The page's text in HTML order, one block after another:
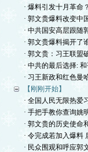
· 爆料引发十月革命
· 郭文贵爆料改变中
· 中共国安高层跟随
· 郭文贵爆料揭开了
· 郭文贵：习王联盟
· 中共的最后选择:
· 习王新政和红色曼
【刚刚开始】
· 全国人民无限热爱
· 手把手教你查询姚
· 郭文贵的历史使命
· 令完成若加入爆料
· 民众围观和呼应郭